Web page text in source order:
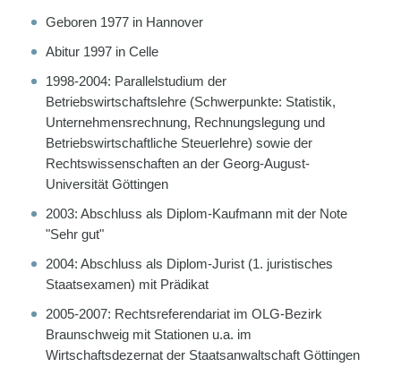
Geboren 1977 in Hannover
Abitur 1997 in Celle
1998-2004: Parallelstudium der
Betriebswirtschaftslehre (Schwerpunkte: Statistik,
Unternehmensrechnung, Rechnungslegung und
Betriebswirtschaftliche Steuerlehre) sowie der
Rechtswissenschaften an der Georg-August-
Universität Göttingen
2003: Abschluss als Diplom-Kaufmann mit der Note
"Sehr gut"
2004: Abschluss als Diplom-Jurist (1. juristisches
Staatsexamen) mit Prädikat
2005-2007: Rechtsreferendariat im OLG-Bezirk
Braunschweig mit Stationen u.a. im
Wirtschaftsdezernat der Staatsanwaltschaft Göttingen